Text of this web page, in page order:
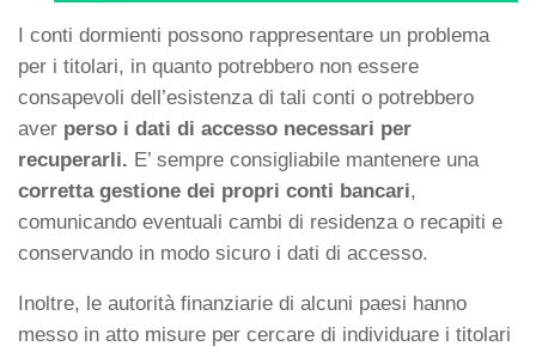
I conti dormienti possono rappresentare un problema
per i titolari, in quanto potrebbero non essere
consapevoli dell’esistenza di tali conti o potrebbero
aver perso i dati di accesso necessari per
recuperarli. E’ sempre consigliabile mantenere una
corretta gestione dei propri conti bancari,
comunicando eventuali cambi di residenza o recapiti e
conservando in modo sicuro i dati di accesso.
Inoltre, le autorità finanziarie di alcuni paesi hanno
messo in atto misure per cercare di individuare i titolari